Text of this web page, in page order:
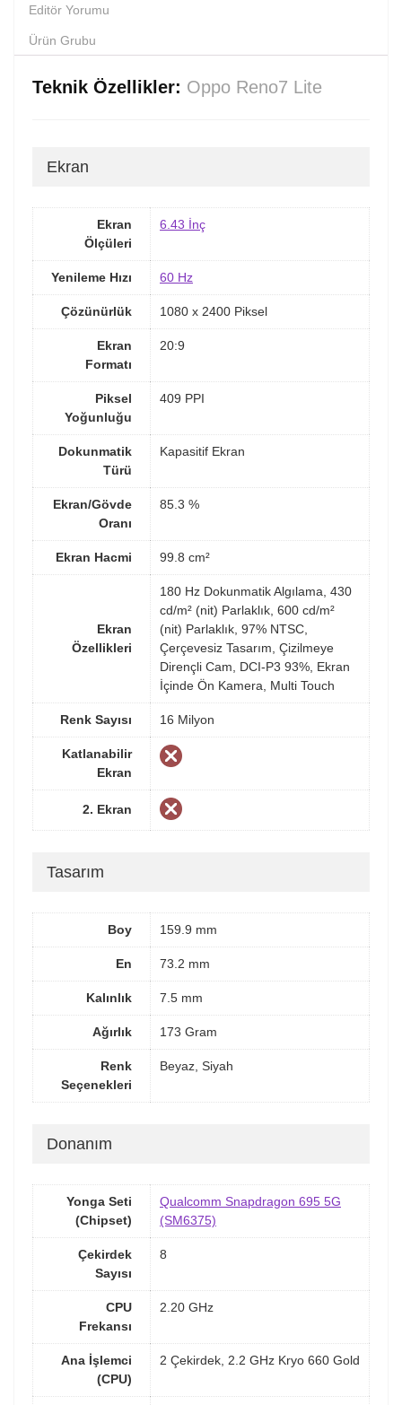
Editör Yorumu
Ürün Grubu
Teknik Özellikler: Oppo Reno7 Lite
Ekran
Ekran
Ölçüleri
6.43 İnç
Yenileme Hızı 60 Hz
Çözünürlük 1080 x 2400 Piksel
Ekran
Formatı
20:9
Piksel
Yoğunluğu
409 PPI
Dokunmatik
Türü
Kapasitif Ekran
Ekran/Gövde
Oranı
85.3 %
Ekran Hacmi 99.8 cm²
Ekran
Özellikleri
180 Hz Dokunmatik Algılama, 430
cd/m² (nit) Parlaklık, 600 cd/m²
(nit) Parlaklık, 97% NTSC,
Çerçevesiz Tasarım, Çizilmeye
Dirençli Cam, DCI-P3 93%, Ekran
İçinde Ön Kamera, Multi Touch
Renk Sayısı 16 Milyon
Katlanabilir
Ekran
2. Ekran
Tasarım
Boy 159.9 mm
En 73.2 mm
Kalınlık 7.5 mm
Ağırlık 173 Gram
Renk
Seçenekleri
Beyaz, Siyah
Donanım
Yonga Seti
(Chipset)
Qualcomm Snapdragon 695 5G
(SM6375)
Çekirdek
Sayısı
8
CPU
Frekansı
2.20 GHz
Ana İşlemci
(CPU)
2 Çekirdek, 2.2 GHz Kryo 660 Gold